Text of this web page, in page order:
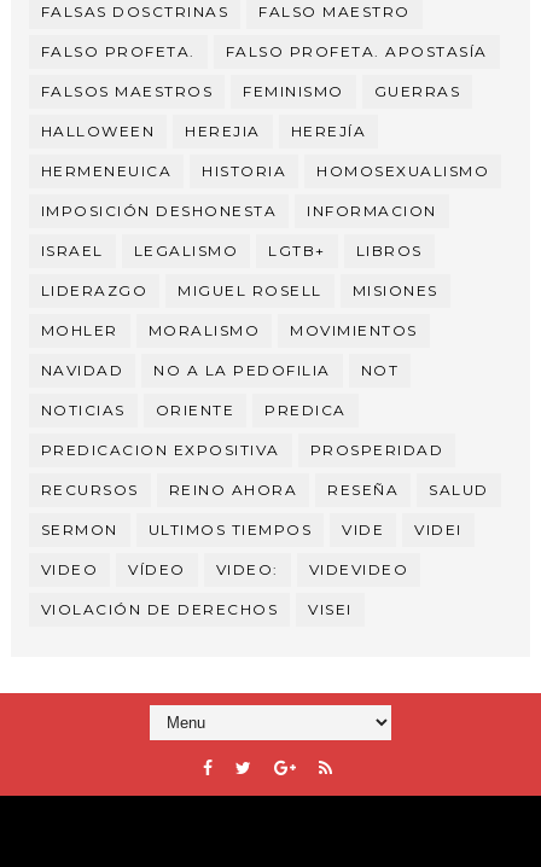
FALSAS DOSCTRINAS FALSO MAESTRO
FALSO PROFETA. FALSO PROFETA. APOSTASÍA
FALSOS MAESTROS FEMINISMO GUERRAS
HALLOWEEN HEREJIA HEREJÍA
HERMENEUICA HISTORIA HOMOSEXUALISMO
IMPOSICIÓN DESHONESTA INFORMACION
ISRAEL LEGALISMO LGTB+ LIBROS
LIDERAZGO MIGUEL ROSELL MISIONES
MOHLER MORALISMO MOVIMIENTOS
NAVIDAD NO A LA PEDOFILIA NOT
NOTICIAS ORIENTE PREDICA
PREDICACION EXPOSITIVA PROSPERIDAD
RECURSOS REINO AHORA RESEÑA SALUD
SERMON ULTIMOS TIEMPOS VIDE VIDEI
VIDEO VÍDEO VIDEO: VIDEVIDEO
VIOLACIÓN DE DERECHOS VISEI